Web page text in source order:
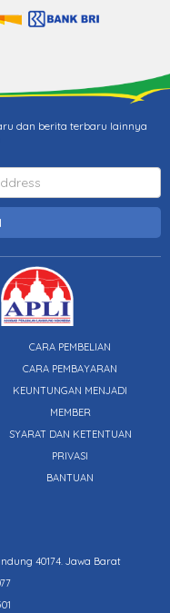
dan berita terbaru lainnya
CARA PEMBELIAN
CARA PEMBAYARAN
KEUNTUNGAN MENJADI
MEMBER
SYARAT DAN KETENTUAN
PRIVASI
BANTUAN
40174. Jawa Barat